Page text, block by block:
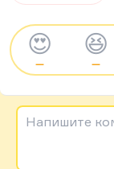
😍
—
😆
—
Напишите